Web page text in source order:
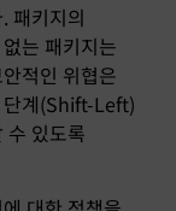
패키지의
는 패키지는
적인 위협은
단계(Shift-Left)
수 있도록